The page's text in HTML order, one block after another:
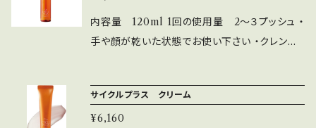
リッドローズ花エキス、タベブイアインぺチギノサ
ロモナス発酵エキス、メチルグルセス-10、エチル
ヘキシルグリセリン（保湿成分）、オクタカプリル
洗顔フォーム ビタミンC スキンケア フェイスケ
ア 洗顔 洗顔料 無着色 無香料 高浸透型ビタミ
内容量 120ml 1回の使用量 2〜３プッシュ ・
手や顔が乾いた状態でお使い下さい ・クレンジ
ように伸び、肌に負担をかけずに汚れをスッキリ
落とします すすいだ後、しっとり、ふっくら、柔ら
サイクルプラス クリーム
¥6,160